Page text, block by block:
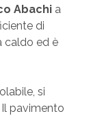
Abachia
di
caldo ed è
si
pavimento